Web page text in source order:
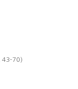
43-70)